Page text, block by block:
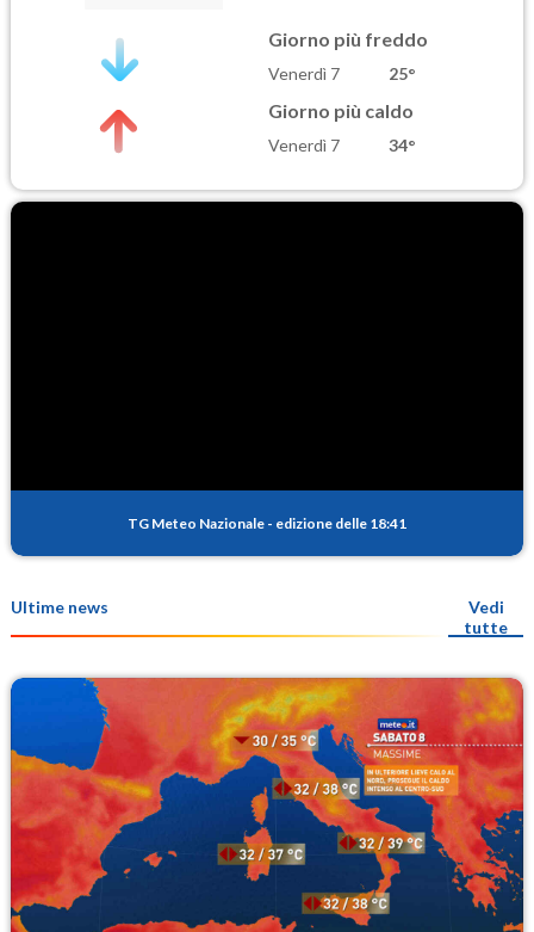
Giorno più freddo
Venerdì 7 25°
Giorno più caldo
Venerdì 7 34°
TG Meteo Nazionale - edizione delle 18:41
Ultime news
Vedi
tutte